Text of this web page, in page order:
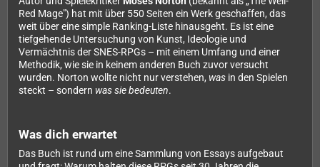
Red Mage") hat mit über 550 Seiten ein Werk geschaffen, das
weit über eine simple Ranking-Liste hinausgeht. Es ist eine
tiefgehende Untersuchung von Kunst, Ideologie und
Vermächtnis der SNES-RPGs – mit einem Umfang und einer
Methodik, wie sie in keinem anderen Buch zuvor versucht
wurden. Norton wollte nicht nur verstehen, was in den Spielen
steckt – sondern was sie bedeuten.
Was dich erwartet
Das Buch ist rund um eine Sammlung von Essays aufgebaut